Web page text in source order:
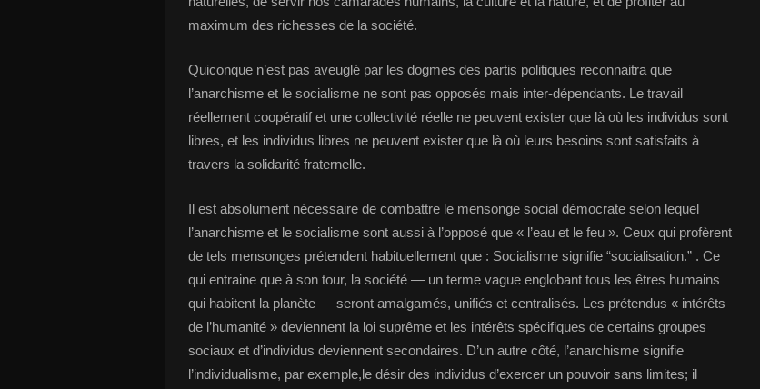
maximum des richesses de la société.
Quiconque n’est pas aveuglé par les dogmes des partis politiques reconnaitra que
l’anarchisme et le socialisme ne sont pas opposés mais inter-dépendants. Le travail
réellement coopératif et une collectivité réelle ne peuvent exister que là où les individus sont
libres, et les individus libres ne peuvent exister que là où leurs besoins sont satisfaits à
travers la solidarité fraternelle.
Il est absolument nécessaire de combattre le mensonge social démocrate selon lequel
l’anarchisme et le socialisme sont aussi à l’opposé que « l’eau et le feu ». Ceux qui profèrent
de tels mensonges prétendent habituellement que : Socialisme signifie “socialisation.” . Ce
qui entraine que à son tour, la société — un terme vague englobant tous les êtres humains
qui habitent la planète — seront amalgamés, unifiés et centralisés. Les prétendus « intérêts
de l’humanité » deviennent la loi suprême et les intérêts spécifiques de certains groupes
sociaux et d’individus deviennent secondaires. D’un autre côté, l’anarchisme signifie
l’individualisme, par exemple,le désir des individus d’exercer un pouvoir sans limites; il